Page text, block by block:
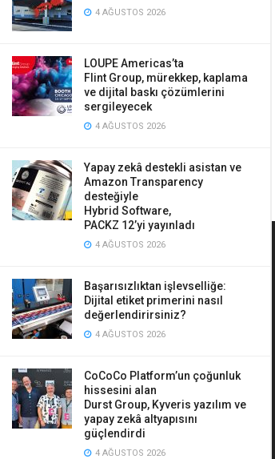
4 AĞUSTOS 2026
LOUPE Americas’ta
Flint Group, mürekkep, kaplama
ve dijital baskı çözümlerini
sergileyecek
4 AĞUSTOS 2026
Yapay zekâ destekli asistan ve
Amazon Transparency
desteğiyle
Hybrid Software,
PACKZ 12’yi yayınladı
4 AĞUSTOS 2026
Başarısızlıktan işlevselliğe:
Dijital etiket primerini nasıl
değerlendirirsiniz?
4 AĞUSTOS 2026
CoCoCo Platform’un çoğunluk
hissesini alan
Durst Group, Kyveris yazılım ve
yapay zekâ altyapısını
güçlendirdi
4 AĞUSTOS 2026